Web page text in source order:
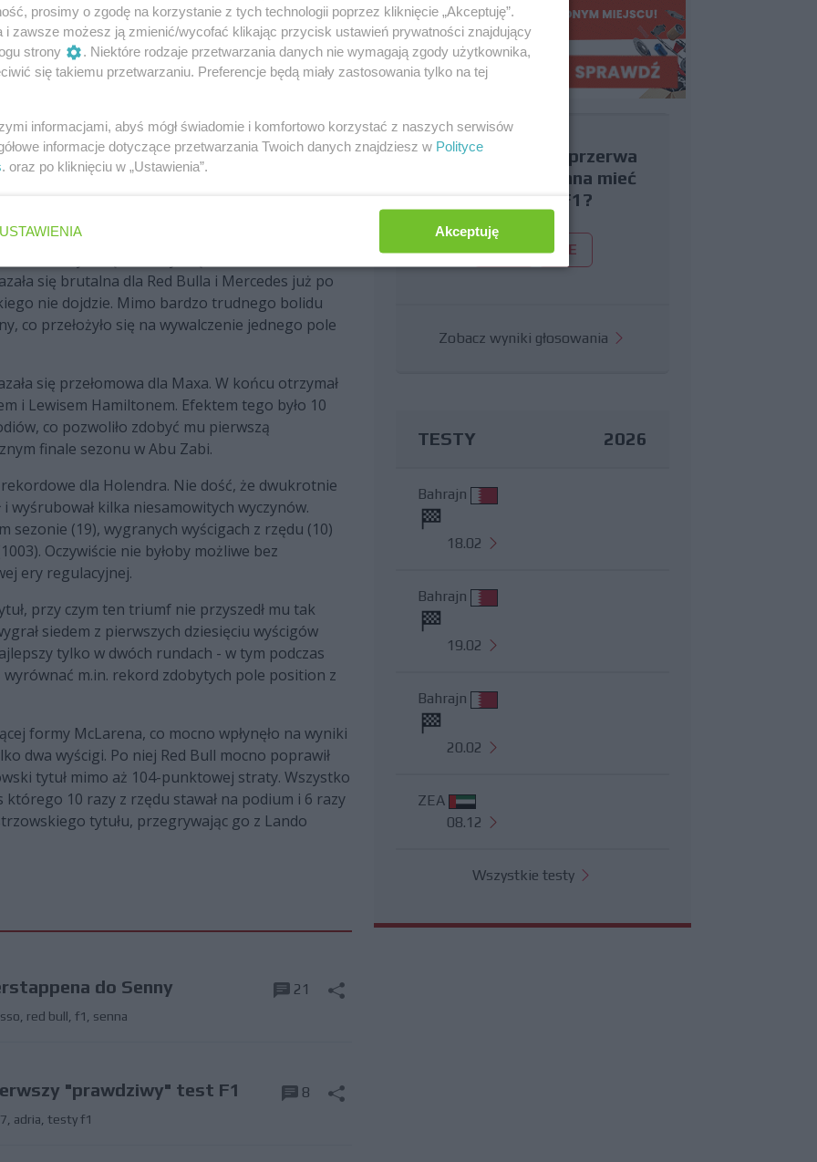
wpadek jak podczas weekendu w Monako w 2018
jednak wygrać cztery wyścigi zajmować kolejno
kolejną kampanię doczekał się nowego
awaryjnością samochodu. Wszystko dzięki
dostarczył dość konkurencyjną
wygrać trzy rundy. W tymże sezonie po raz
kierowców (zajął trzecią lokatę). Po GP
wymienić partnera Verstappena - Gasly'ego, na
tworzył duet w następnej kampanii.
w którym będzie liczył się w walce o
się brutalna dla Red Bulla i Mercedes już po
nie dojdzie. Mimo bardzo trudnego bolidu
co przełożyło się na wywalczenie jednego pole
się przełomowa dla Maxa. W końcu otrzymał
i Lewisem Hamiltonem. Efektem tego było 10
co pozwoliło zdobyć mu pierwszą
finale sezonu w Abu Zabi.
dla Holendra. Nie dość, że dwukrotnie
wyśrubował kilka niesamowitych wyczynów.
sezonie (19), wygranych wyścigach z rzędu (10)
Oczywiście nie byłoby możliwe bez
ery regulacyjnej.
przy czym ten triumf nie przyszedł mu tak
siedem z pierwszych dziesięciu wyścigów
tylko w dwóch rundach - w tym podczas
wyrównać m.in. rekord zdobytych pole position z
formy McLarena, co mocno wpłynęło na wyniki
dwa wyścigi. Po niej Red Bull mocno poprawił
tytuł mimo aż 104-punktowej straty. Wszystko
10 razy z rzędu stawał na podium i 6 razy
tytułu, przegrywając go z Lando
do Senny
red bull f1 senna
21
"prawdziwy" test F1
adria testy f1
8
Czy uważasz, że przerwa
wakacyjna powinna mieć
miejsce w F1?
TAK NIE
Zobacz wyniki głosowania
TESTY 2026
Bahrajn
18.02
Bahrajn
19.02
Bahrajn
20.02
ZEA
08.12
Wszystkie testy
prosimy o zgodę na korzystanie z tych technologii poprzez kliknięcie „Akceptuję”.
i zawsze możesz ją zmienić/wycofać klikając przycisk ustawień prywatności znajdujący
strony
. Niektóre rodzaje przetwarzania danych nie wymagają zgody użytkownika,
się takiemu przetwarzaniu. Preferencje będą miały zastosowania tylko na tej
informacjami, abyś mógł świadomie i komfortowo korzystać z naszych serwisów
informacje dotyczące przetwarzania Twoich danych znajdziesz w Polityce
. oraz po kliknięciu w „Ustawienia”.
USTAWIENIA Akceptuję